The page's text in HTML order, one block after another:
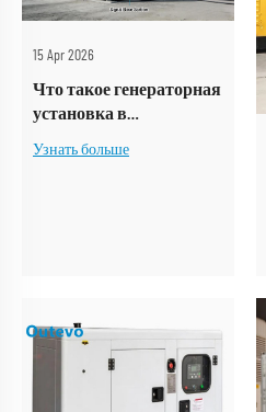
15 Apr 2026
Что такое генераторная
установка в
руководство по
Узнать больше